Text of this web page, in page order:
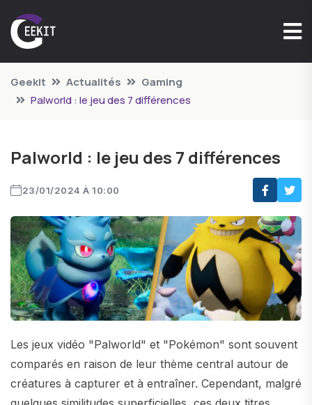
Geekit Actualités
Gaming
Palworld : le jeu des 7 différences
Palworld : le jeu des 7 différences
23/01/2024 À 10:00
Les jeux vidéo "Palworld" et "Pokémon" sont souvent
comparés en raison de leur thème central autour de
créatures à capturer et à entraîner. Cependant, malgré